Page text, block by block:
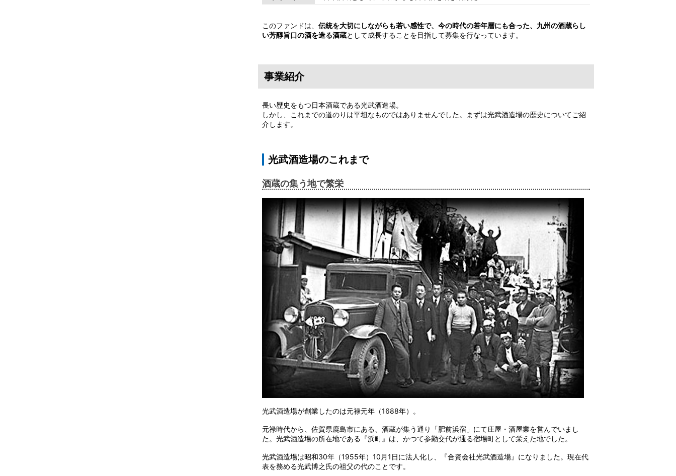
このファンドは、 伝統を大切にしながらも若い感性で、今の時代の若年層にも合った、九州の酒蔵らし
い芳醇旨口の酒を造る酒蔵として成長することを目指して募集を行なっています。
事業紹介
長い歴史をもつ日本酒蔵である光武酒造場。
しかし、これまでの道のりは平坦なものではありませんでした。まずは光武酒造場の歴史についてご紹
介します。
光武酒造場のこれまで
酒蔵の集う地で繁栄
光武酒造場が創業したのは元禄元年（1688年）。
元禄時代から、佐賀県鹿島市にある、酒蔵が集う通り「肥前浜宿」にて庄屋・酒屋業を営んでいまし
た。光武酒造場の所在地である『浜町』は、かつて参勤交代が通る宿場町として栄えた地でした。
光武酒造場は昭和30年（1955年）10月1日に法人化し、『合資会社光武酒造場』になりました。現在代
表を務める光武博之氏の祖父の代のことです。